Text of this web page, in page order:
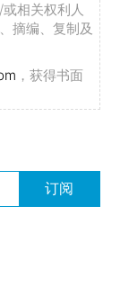
相关权利人
摘编、复制及
，获得书面
订阅